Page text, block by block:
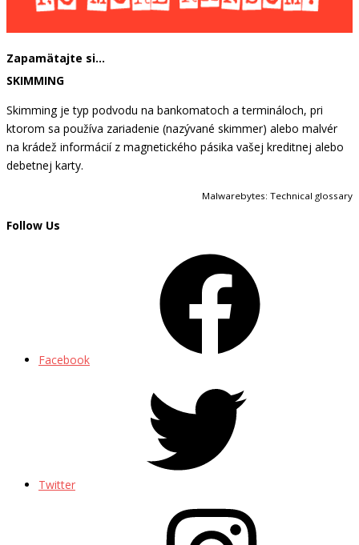
Zapamätajte si…
SKIMMING
Skimming je typ podvodu na bankomatoch a termináloch, pri
ktorom sa používa zariadenie (nazývané skimmer) alebo malvér
na krádež informácií z magnetického pásika vašej kreditnej alebo
debetnej karty.
Malwarebytes: Technical glossary
Follow Us
Facebook
Twitter